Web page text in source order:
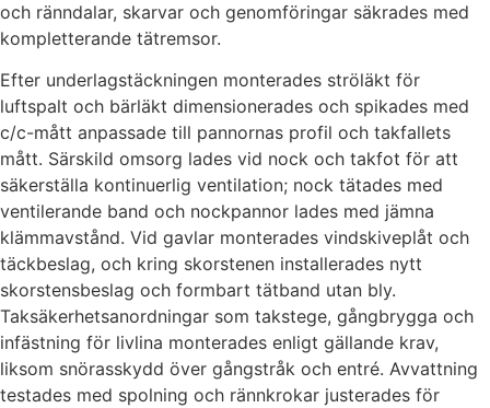
och ränndalar, skarvar och genomföringar säkrades med
kompletterande tätremsor.
Efter underlagstäckningen monterades ströläkt för
luftspalt och bärläkt dimensionerades och spikades med
c/c-mått anpassade till pannornas profil och takfallets
mått. Särskild omsorg lades vid nock och takfot för att
säkerställa kontinuerlig ventilation; nock tätades med
ventilerande band och nockpannor lades med jämna
klämmavstånd. Vid gavlar monterades vindskiveplåt och
täckbeslag, och kring skorstenen installerades nytt
skorstensbeslag och formbart tätband utan bly.
Taksäkerhetsanordningar som takstege, gångbrygga och
infästning för livlina monterades enligt gällande krav,
liksom snörasskydd över gångstråk och entré. Avvattning
testades med spolning och rännkrokar justerades för